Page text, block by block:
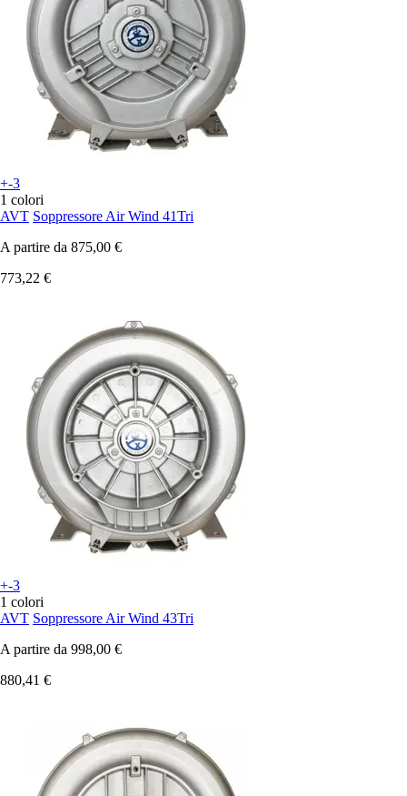
+-3
1 colori
AVT Soppressore Air Wind 41Tri
A partire da 875,00 €
773,22 €
+-3
1 colori
AVT Soppressore Air Wind 43Tri
A partire da 998,00 €
880,41 €